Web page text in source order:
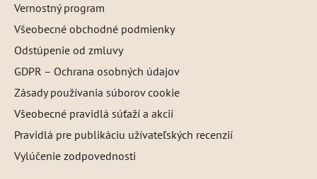
Vernostný program
Všeobecné obchodné podmienky
Odstúpenie od zmluvy
GDPR – Ochrana osobných údajov
Zásady používania súborov cookie
Všeobecné pravidlá súťaží a akcií
Pravidlá pre publikáciu užívateľských recenzií
Vylúčenie zodpovednosti